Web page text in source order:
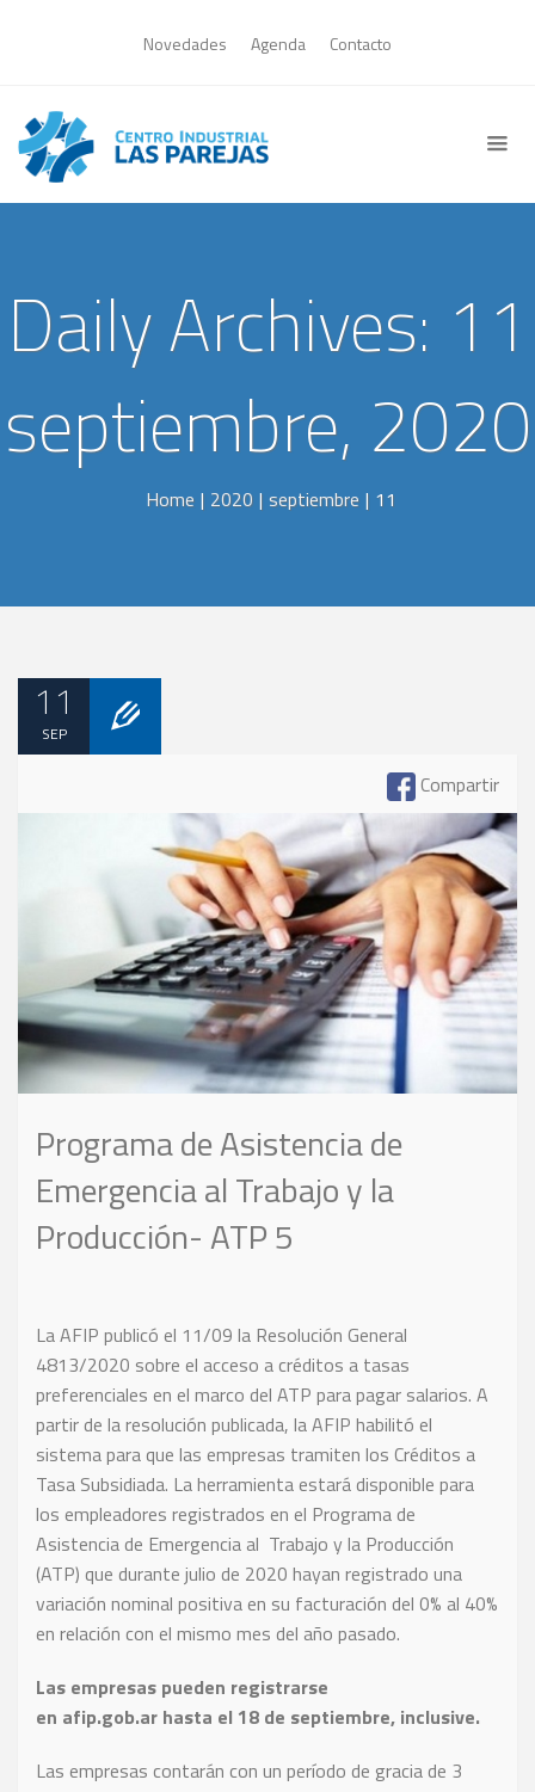
Novedades Agenda Contacto
Daily Archives: 11
septiembre, 2020
Home | 2020 | septiembre | 11
11
SEP
Compartir
Programa de Asistencia de
Emergencia al Trabajo y la
Producción- ATP 5
La AFIP publicó el 11/09 la Resolución General
4813/2020 sobre el acceso a créditos a tasas
preferenciales en el marco del ATP para pagar salarios. A
partir de la resolución publicada, la AFIP habilitó el
sistema para que las empresas tramiten los Créditos a
Tasa Subsidiada. La herramienta estará disponible para
los empleadores registrados en el Programa de
Asistencia de Emergencia al Trabajo y la Producción
(ATP) que durante julio de 2020 hayan registrado una
variación nominal positiva en su facturación del 0% al 40%
en relación con el mismo mes del año pasado.
Las empresas pueden registrarse
en afip.gob.ar hasta el 18 de septiembre, inclusive.
Las empresas contarán con un período de gracia de 3